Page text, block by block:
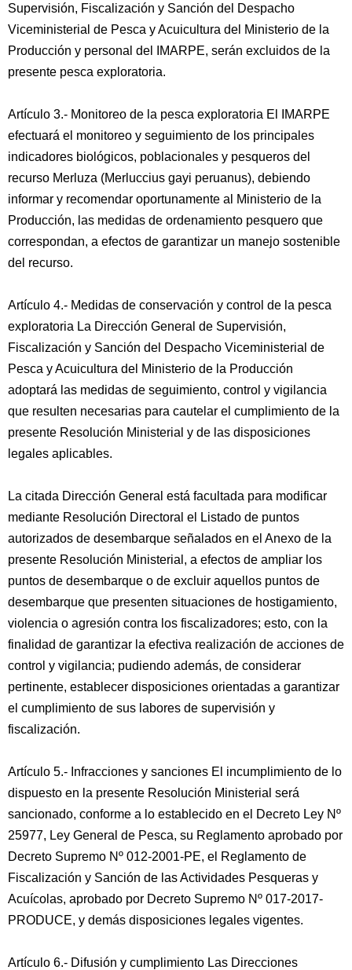
Supervisión, Fiscalización y Sanción del Despacho
Viceministerial de Pesca y Acuicultura del Ministerio de la
Producción y personal del IMARPE, serán excluidos de la
presente pesca exploratoria.
Artículo 3.- Monitoreo de la pesca exploratoria El IMARPE
efectuará el monitoreo y seguimiento de los principales
indicadores biológicos, poblacionales y pesqueros del
recurso Merluza (Merluccius gayi peruanus), debiendo
informar y recomendar oportunamente al Ministerio de la
Producción, las medidas de ordenamiento pesquero que
correspondan, a efectos de garantizar un manejo sostenible
del recurso.
Artículo 4.- Medidas de conservación y control de la pesca
exploratoria La Dirección General de Supervisión,
Fiscalización y Sanción del Despacho Viceministerial de
Pesca y Acuicultura del Ministerio de la Producción
adoptará las medidas de seguimiento, control y vigilancia
que resulten necesarias para cautelar el cumplimiento de la
presente Resolución Ministerial y de las disposiciones
legales aplicables.
La citada Dirección General está facultada para modificar
mediante Resolución Directoral el Listado de puntos
autorizados de desembarque señalados en el Anexo de la
presente Resolución Ministerial, a efectos de ampliar los
puntos de desembarque o de excluir aquellos puntos de
desembarque que presenten situaciones de hostigamiento,
violencia o agresión contra los fiscalizadores; esto, con la
finalidad de garantizar la efectiva realización de acciones de
control y vigilancia; pudiendo además, de considerar
pertinente, establecer disposiciones orientadas a garantizar
el cumplimiento de sus labores de supervisión y
fiscalización.
Artículo 5.- Infracciones y sanciones El incumplimiento de lo
dispuesto en la presente Resolución Ministerial será
sancionado, conforme a lo establecido en el Decreto Ley Nº
25977, Ley General de Pesca, su Reglamento aprobado por
Decreto Supremo Nº 012-2001-PE, el Reglamento de
Fiscalización y Sanción de las Actividades Pesqueras y
Acuícolas, aprobado por Decreto Supremo Nº 017-2017-
PRODUCE, y demás disposiciones legales vigentes.
Artículo 6.- Difusión y cumplimiento Las Direcciones